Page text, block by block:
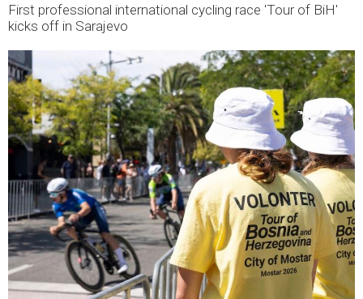
First professional international cycling race 'Tour of BiH'
kicks off in Sarajevo